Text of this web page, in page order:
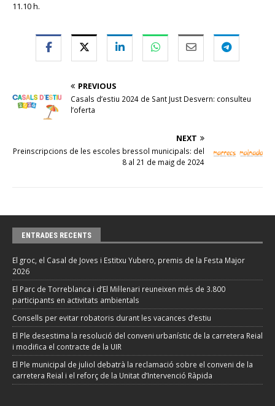
11.10 h.
PREVIOUS
Casals d’estiu 2024 de Sant Just Desvern: consulteu
l’oferta
NEXT
Preinscripcions de les escoles bressol municipals: del
8 al 21 de maig de 2024
ENTRADES RECENTS
El groc, el Casal de Joves i Estitxu Yubero, premis de la Festa Major
2026
El Parc de Torreblanca i d’El Mil·lenari reuneixen més de 3.800
participants en activitats ambientals
Consells per evitar robatoris durant les vacances d’estiu
El Ple desestima la resolució del conveni urbanístic de la carretera Reial
i modifica el contracte de la UIR
El Ple municipal de juliol debatrà la reclamació sobre el conveni de la
carretera Reial i el reforç de la Unitat d’Intervenció Ràpida